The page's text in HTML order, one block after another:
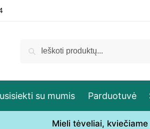
Ieškoti:
Ieškoti
su mumis Parduotuvė
Mieli tėveliai,